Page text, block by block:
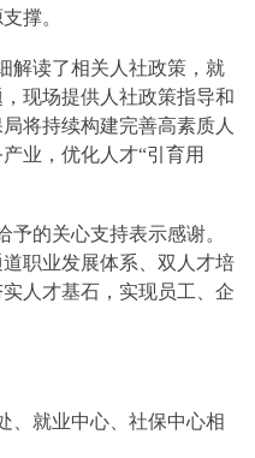
撑。
解读了相关人社政策，就
现场提供人社政策指导和
将持续构建完善高素质人
业，优化人才“引育用
的关心支持表示感谢。
职业发展体系、双人才培
人才基石，实现员工、企
、就业中心、社保中心相